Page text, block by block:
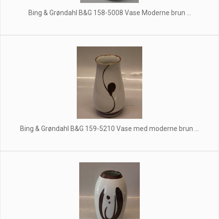
Bing & Grøndahl B&G 158-5008 Vase Moderne brun ...
Bing & Grøndahl B&G 159-5210 Vase med moderne brun ...